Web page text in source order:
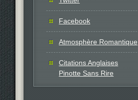
Facebook
Atmosphère Romantique
Citations Anglaises
Pinotte Sans Rire